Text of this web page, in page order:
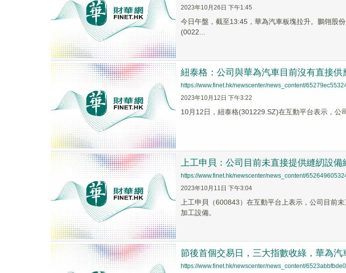
2023年10月26日 下午1:45
今日午盤，截至13:45，華為汽車板塊拉升。鵬翎股
(0022...
紐泰格：公司與華為汽車目前沒有直接供
https://www.finet.hk/newscenter/news_content/
2023年10月12日 下午3:22
10月12日，紐泰格(301229.SZ)在互動平台表示，公
上工申貝：公司目前未直接提供縫紉設
https://www.finet.hk/newscenter/news_content/
2023年10月11日 下午3:04
上工申貝（600843）在互動平台上表示，公司目前
加工設備。
節後首個交易日，三大指數收綠，華為汽
https://www.finet.hk/newscenter/news_content/